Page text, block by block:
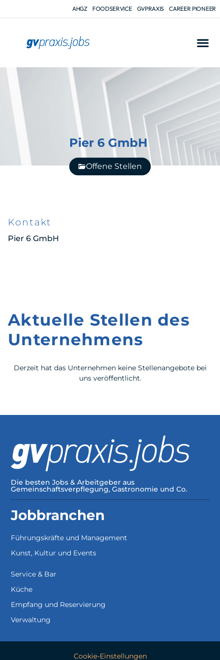
AHGZ FOODSERVICE GVPRAXIS CAREER PIONEER
Pier 6 GmbH
Offene Stellen
Kontakt
Pier 6 GmbH
Aktuelle Stellen des
Unternehmens
Derzeit hat das Unternehmen keine Stellenangebote bei
uns veröffentlicht.
Die besten Jobs & Arbeitgeber aus
Gemeinschaftsverpflegung, Gastronomie und Co.
Jobbranchen
Führungskräfte und Management
Kunst, Kultur und Events
Service & Bar
Küche
Empfang und Reservierung
Verwaltung
Cookie-Einstellungen